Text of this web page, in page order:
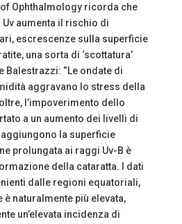
of Ophthalmology ricorda che
Uv aumenta il rischio di
escrescenze sulla superficie
una sorta di ‘scottatura’
Balestrazzi: “Le ondate di
aggravano lo stress della
l’impoverimento dello
a un aumento dei livelli di
la superficie
prolungata ai raggi Uv-B è
della cataratta. I dati
dalle regioni equatoriali,
è naturalmente più elevata,
un’elevata incidenza di